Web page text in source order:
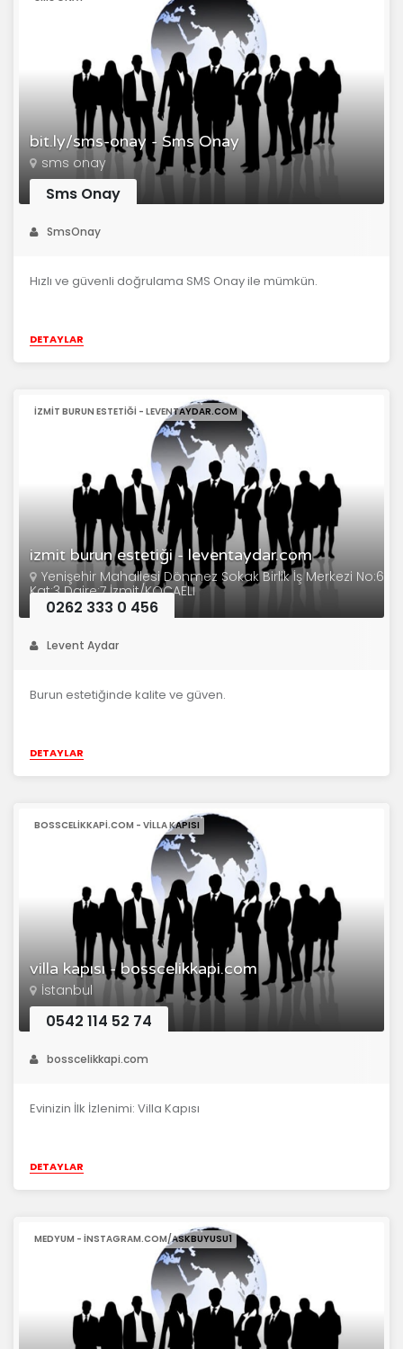
bit.ly/sms-onay - Sms Onay
sms onay
Sms Onay
SmsOnay
Hızlı ve güvenli doğrulama SMS Onay ile mümkün.
DETAYLAR
izmit burun estetiği - leventaydar.com
IZMIT BURUN ESTETIĞI - LEVENTAYDAR.COM
Yenişehir Mahallesi Dönmez Sokak Birlik İş Merkezi No:6
Kat:3 Daire:7 İzmit/KOCAELİ
0262 333 0 456
Levent Aydar
Burun estetiğinde kalite ve güven.
DETAYLAR
villa kapısı - bosscelikkapi.com
BOSSCELIKKAPI.COM - VILLA KAPISI
İstanbul
0542 114 52 74
bosscelikkapi.com
Evinizin İlk İzlenimi: Villa Kapısı
DETAYLAR
MEDYUM - INSTAGRAM.COM/ASKBUYUSU1